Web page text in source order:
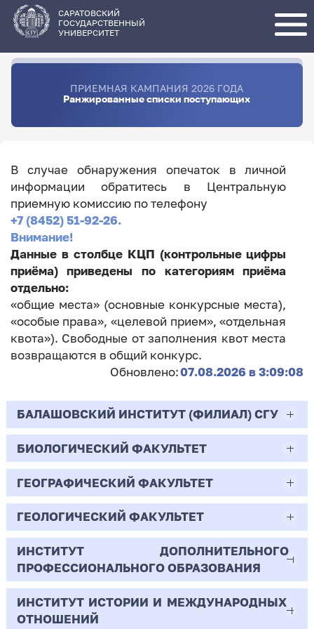
основному
содержанию
САРАТОВСКИЙ
ГОСУДАРСТВЕННЫЙ
УНИВЕРСИТЕТ
ПРИЕМНАЯ КАМПАНИЯ 2026 ГОДА
Ранжированные списки поступающих
В случае обнаружения опечаток в личной
информации обратитесь в Центральную
приемную комиссию по телефону
+7 (8452) 51-92-26.
Внимание!
Данные в столбце КЦП (контрольные цифры
приёма) приведены по категориям приёма
отдельно:
«общие места» (основные конкурсные места),
«особые права», «целевой прием», «отдельная
квота»). Свободные от заполнения квот места
возвращаются в общий конкурс.
Обновлено:07.08.2026 в 3:09:08
БАЛАШОВСКИЙ ИНСТИТУТ (ФИЛИАЛ) СГУ
44.03.02
Психолого-педагогическое образование
Очная | Бакалавр
Всего бюджетных мест - 10
Бюджет/
Общие места
Профиль: Практическая
психология образования
БИОЛОГИЧЕСКИЙ ФАКУЛЬТЕТ
06.03.01
Биология
Очная | Бакалавр
Всего бюджетных мест - 50
Бюджет/Общие места
ГЕОГРАФИЧЕСКИЙ ФАКУЛЬТЕТ
05.03.02
География
Очная | Бакалавр
Всего бюджетных мест - 15
ГЕОЛОГИЧЕСКИЙ ФАКУЛЬТЕТ
05.03.01
Геология
Очная | Бакалавр
ИНСТИТУТ ДОПОЛНИТЕЛЬНОГО
ПРОФЕССИОНАЛЬНОГО ОБРАЗОВАНИЯ
38.03.02
ИНСТИТУТ ИСТОРИИ И МЕЖДУНАРОДНЫХ
ОТНОШЕНИЙ